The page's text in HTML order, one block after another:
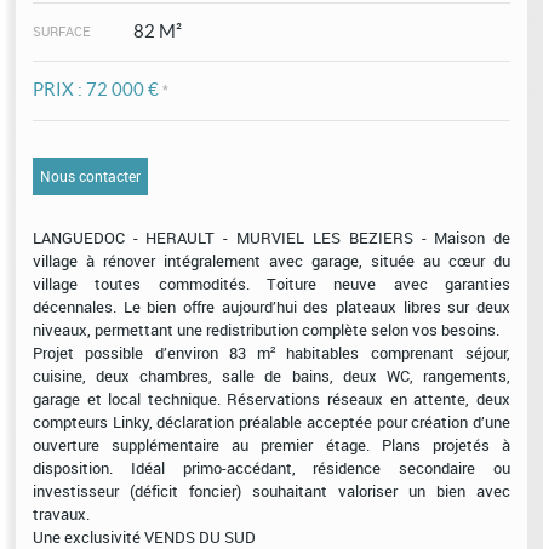
SURFACE 82 M²
PRIX : 72 000 € *
Nous contacter
LANGUEDOC - HERAULT - MURVIEL LES BEZIERS - Maison de
village à rénover intégralement avec garage, située au cœur du
village toutes commodités. Toiture neuve avec garanties
décennales. Le bien offre aujourd’hui des plateaux libres sur deux
niveaux, permettant une redistribution complète selon vos besoins.
Projet possible d’environ 83 m² habitables comprenant séjour,
cuisine, deux chambres, salle de bains, deux WC, rangements,
garage et local technique. Réservations réseaux en attente, deux
compteurs Linky, déclaration préalable acceptée pour création d’une
ouverture supplémentaire au premier étage. Plans projetés à
disposition. Idéal primo-accédant, résidence secondaire ou
investisseur (déficit foncier) souhaitant valoriser un bien avec
travaux.
Une exclusivité VENDS DU SUD